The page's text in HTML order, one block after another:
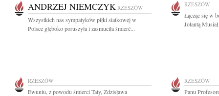
ANDRZEJ NIEMCZYK RZESZÓW
Wszystkich nas sympatyków piłki siatkowej w
Polsce głęboko poruszyła i zasmuciła śmierć...
RZESZÓW
Łącząc się w
Jolantą
RZESZÓW
Ewuniu, z powodu śmierci Taty, Zdzisława
RZESZÓW
Panu